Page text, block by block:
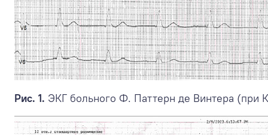
Рис. 1. ЭКГ больного Ф. Паттерн де Винтера